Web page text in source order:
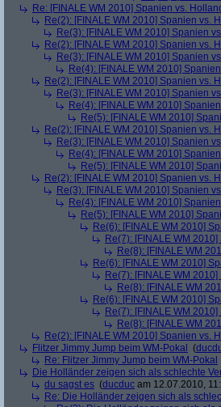
Re: [FINALE WM 2010] Spanien vs.
Re(2): [FINALE WM 2010] Spanien vs.
Re(3): [FINALE WM 2010] Spanien
Re(2): [FINALE WM 2010] Spanien vs.
Re(3): [FINALE WM 2010] Spanien
Re(4): [FINALE WM 2010]
Re(2): [FINALE WM 2010] Spanien vs.
Re(3): [FINALE WM 2010] Spanien
Re(4): [FINALE WM 2010]
Re(5): [FINALE WM 2010]
Re(2): [FINALE WM 2010] Spanien vs.
Re(3): [FINALE WM 2010] Spanien
Re(4): [FINALE WM 2010]
Re(5): [FINALE WM 2010]
Re(2): [FINALE WM 2010] Spanien vs.
Re(3): [FINALE WM 2010] Spanien
Re(4): [FINALE WM 2010]
Re(5): [FINALE WM 2010]
Re(6): [FINALE WM 2010]
Re(7): [FINALE WM
Re(8): [FINALE WM
Re(6): [FINALE WM 2010]
Re(7): [FINALE WM
Re(8): [FINALE WM
Re(6): [FINALE WM 2010]
Re(7): [FINALE WM
Re(8): [FINALE WM
Re(2): [FINALE WM 2010] Spanien vs.
Flitzer Jimmy Jump beim WM-Pokal
(
Re: Flitzer Jimmy Jump beim WM-Pokal
Die Holländer zeigen sich als schlechte
du sagst es (ducduc am 12.07.2010,
Re: Die Holländer zeigen sich als